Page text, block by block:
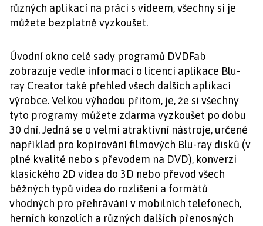
různých aplikací na práci s videem, všechny si je
můžete bezplatně vyzkoušet.
Úvodní okno celé sady programů DVDFab
zobrazuje vedle informaci o licenci aplikace Blu-
ray Creator také přehled všech dalších aplikací
výrobce. Velkou výhodou přitom, je, že si všechny
tyto programy můžete zdarma vyzkoušet po dobu
30 dní. Jedná se o velmi atraktivní nástroje, určené
například pro kopírování filmových Blu-ray disků (v
plné kvalitě nebo s převodem na DVD), konverzi
klasického 2D videa do 3D nebo převod všech
běžných typů videa do rozlišení a formátů
vhodných pro přehrávání v mobilních telefonech,
herních konzolích a různých dalších přenosných